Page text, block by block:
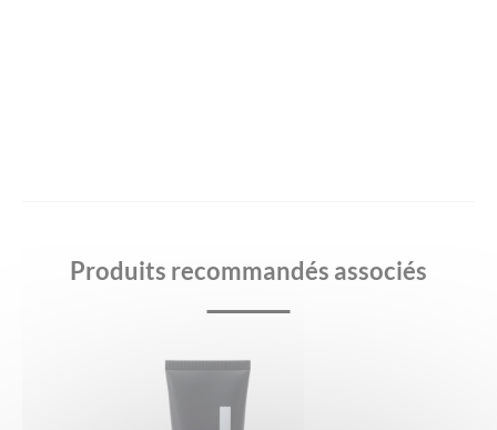
Produits recommandés associés